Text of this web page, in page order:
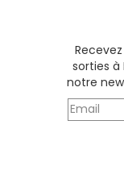
sorties à
notre